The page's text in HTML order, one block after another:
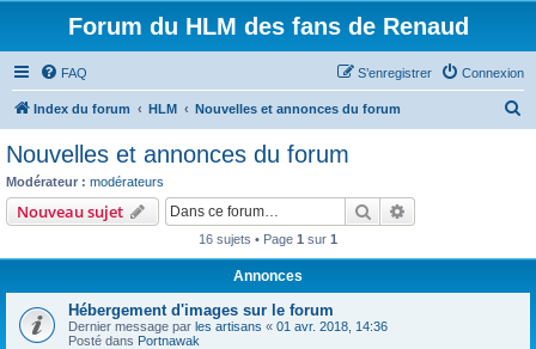
Forum du HLM des fans de Renaud
FAQ Connexion
S’enregistrer
Index du forum HLM Nouvelles et annonces du forum
Nouvelles et annonces du forum
Modérateur : modérateurs
Nouveau sujet Rechercher
16 sujets • Page 1 sur 1
Annonces
Hébergement d'images sur le forum
Dernier message par les artisans « 01 avr. 2018, 14:36
Posté dans Portnawak